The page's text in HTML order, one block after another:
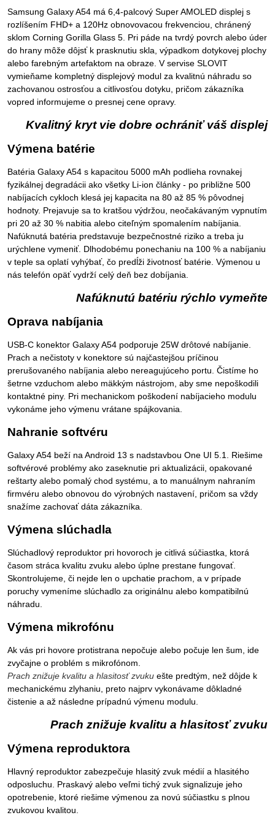
Samsung Galaxy A54 má 6,4-palcový Super AMOLED displej s
rozlíšením FHD+ a 120Hz obnovovacou frekvenciou, chránený
sklom Corning Gorilla Glass 5. Pri páde na tvrdý povrch alebo úder
do hrany môže dôjsť k prasknutiu skla, výpadkom dotykovej plochy
alebo farebným artefaktom na obraze. V servise SLOVIT
vymieňame kompletný displejový modul za kvalitnú náhradu so
zachovanou ostrosťou a citlivosťou dotyku, pričom zákazníka
vopred informujeme o presnej cene opravy.
Kvalitný kryt vie dobre ochrániť váš displej
Výmena batérie
Batéria Galaxy A54 s kapacitou 5000 mAh podlieha rovnakej
fyzikálnej degradácii ako všetky Li-ion články - po približne 500
nabíjacích cykloch klesá jej kapacita na 80 až 85 % pôvodnej
hodnoty. Prejavuje sa to kratšou výdržou, neočakávaným vypnutím
pri 20 až 30 % nabitia alebo citeľným spomalením nabíjania.
Nafúknutá batéria predstavuje bezpečnostné riziko a treba ju
urýchlene vymeniť. Dlhodobému ponechaniu na 100 % a nabíjaniu
v teple sa oplatí vyhýbať, čo predĺži životnosť batérie. Výmenou u
nás telefón opäť vydrží celý deň bez dobíjania.
Nafúknutú batériu rýchlo vymeňte
Oprava nabíjania
USB-C konektor Galaxy A54 podporuje 25W drôtové nabíjanie.
Prach a nečistoty v konektore sú najčastejšou príčinou
prerušovaného nabíjania alebo nereagujúceho portu. Čistíme ho
šetrne vzduchom alebo mäkkým nástrojom, aby sme nepoškodili
kontaktné piny. Pri mechanickom poškodení nabíjacieho modulu
vykonáme jeho výmenu vrátane spájkovania.
Nahranie softvéru
Galaxy A54 beží na Android 13 s nadstavbou One UI 5.1. Riešime
softvérové problémy ako zaseknutie pri aktualizácii, opakované
reštarty alebo pomalý chod systému, a to manuálnym nahraním
firmvéru alebo obnovou do výrobných nastavení, pričom sa vždy
snažíme zachovať dáta zákazníka.
Výmena slúchadla
Slúchadlový reproduktor pri hovoroch je citlivá súčiastka, ktorá
časom stráca kvalitu zvuku alebo úplne prestane fungovať.
Skontrolujeme, či nejde len o upchatie prachom, a v prípade
poruchy vymeníme slúchadlo za originálnu alebo kompatibilnú
náhradu.
Výmena mikrofónu
Ak vás pri hovore protistrana nepočuje alebo počuje len šum, ide
zvyčajne o problém s mikrofónom.
Prach znižuje kvalitu a hlasitosť zvuku ešte predtým, než dôjde k
mechanickému zlyhaniu, preto najprv vykonávame dôkladné
čistenie a až následne prípadnú výmenu modulu.
Prach znižuje kvalitu a hlasitosť zvuku
Výmena reproduktora
Hlavný reproduktor zabezpečuje hlasitý zvuk médií a hlasitého
odposluchu. Praskavý alebo veľmi tichý zvuk signalizuje jeho
opotrebenie, ktoré riešime výmenou za novú súčiastku s plnou
zvukovou kvalitou.